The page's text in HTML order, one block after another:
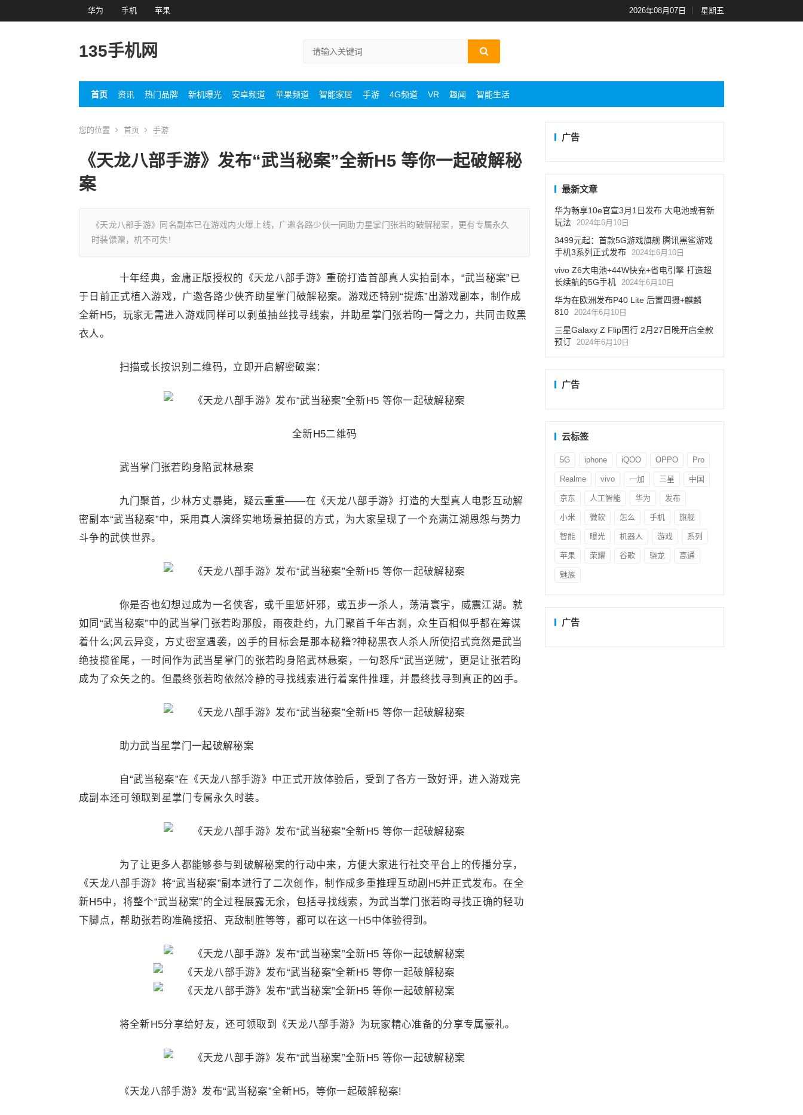
华为 手机 苹果 2026年08月07日 星期五
135手机网
首页 资讯 热门品牌 新机曝光 安卓频道 苹果频道 智能家居 手游 4G频道 VR 趣闻 智能生活
您的位置 首页 手游
《天龙八部手游》发布“武当秘案”全新H5 等你一起破解秘
案
《天龙八部手游》同名副本已在游戏内火爆上线，广邀各路少侠一同助力星掌门张若昀破解秘案，更有专属永久
时装馈赠，机不可失!
十年经典，金庸正版授权的《天龙八部手游》重磅打造首部真人实拍副本，“武当秘案”已
于日前正式植入游戏，广邀各路少侠齐助星掌门破解秘案。游戏还特别“提炼”出游戏副本，制作成
全新H5，玩家无需进入游戏同样可以剥茧抽丝找寻线索，并助星掌门张若昀一臂之力，共同击败黑
衣人。
扫描或长按识别二维码，立即开启解密破案：
全新H5二维码
武当掌门张若昀身陷武林悬案
九门聚首，少林方丈暴毙，疑云重重——在《天龙八部手游》打造的大型真人电影互动解
密副本“武当秘案”中，采用真人演绎实地场景拍摄的方式，为大家呈现了一个充满江湖恩怨与势力
斗争的武侠世界。
你是否也幻想过成为一名侠客，或千里惩奸邪，或五步一杀人，荡清寰宇，威震江湖。就
如同“武当秘案”中的武当掌门张若昀那般，雨夜赴约，九门聚首千年古刹，众生百相似乎都在筹谋
着什么;风云异变，方丈密室遇袭，凶手的目标会是那本秘籍?神秘黑衣人杀人所使招式竟然是武当
绝技揽雀尾，一时间作为武当星掌门的张若昀身陷武林悬案，一句怒斥“武当逆贼”，更是让张若昀
成为了众矢之的。但最终张若昀依然冷静的寻找线索进行着案件推理，并最终找寻到真正的凶手。
助力武当星掌门一起破解秘案
自“武当秘案”在《天龙八部手游》中正式开放体验后，受到了各方一致好评，进入游戏完
成副本还可领取到星掌门专属永久时装。
为了让更多人都能够参与到破解秘案的行动中来，方便大家进行社交平台上的传播分享，
《天龙八部手游》将“武当秘案”副本进行了二次创作，制作成多重推理互动剧H5并正式发布。在全
新H5中，将整个“武当秘案”的全过程展露无余，包括寻找线索，为武当掌门张若昀寻找正确的轻功
下脚点，帮助张若昀准确接招、克敌制胜等等，都可以在这一H5中体验得到。
将全新H5分享给好友，还可领取到《天龙八部手游》为玩家精心准备的分享专属豪礼。
《天龙八部手游》发布“武当秘案”全新H5，等你一起破解秘案!
广告
最新文章
华为畅享10e官宣3月1日发布 大电池或有新
玩法 2024年6月10日
3499元起：首款5G游戏旗舰 腾讯黑鲨游戏
手机3系列正式发布 2024年6月10日
vivo Z6大电池+44W快充+省电引擎 打造超
长续航的5G手机 2024年6月10日
华为在欧洲发布P40 Lite 后置四摄+麒麟
810 2024年6月10日
三星Galaxy Z Flip国行 2月27日晚开启全款
预订 2024年6月10日
广告
云标签
5G iphone iQOO OPPO Pro
Realme vivo 一加 三星 中国
京东 人工智能 华为 发布
小米 微软 怎么 手机 旗舰
智能 曝光 机器人 游戏 系列
苹果 荣耀 谷歌 骁龙 高通
魅族
广告